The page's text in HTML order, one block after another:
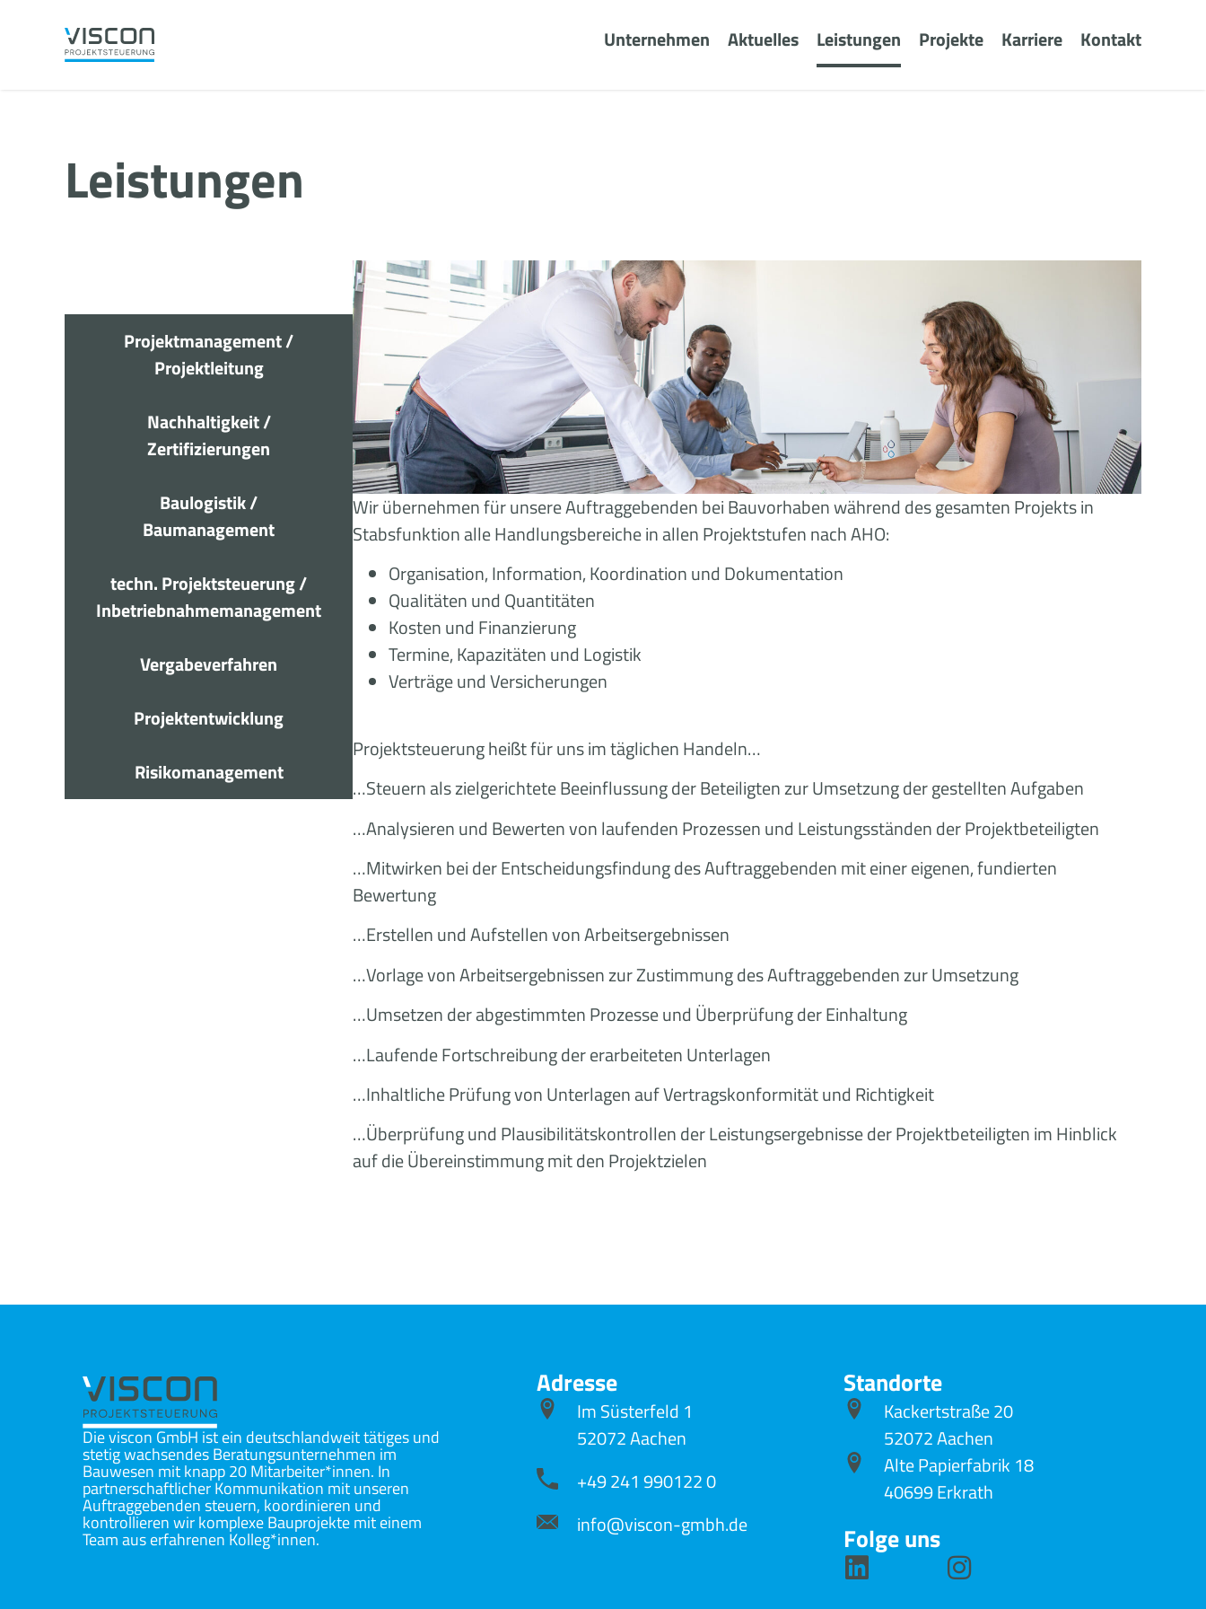
Unternehmen Aktuelles Leistungen Projekte Karriere Kontakt
Leistungen
Projektmanagement /
Projektleitung
Nachhaltigkeit /
Zertifizierungen
Baulogistik /
Baumanagement
techn. Projektsteuerung /
Inbetriebnahmemanagement
Vergabeverfahren
Projektentwicklung
Risikomanagement
Wir übernehmen für unsere Auftraggebenden bei Bauvorhaben während des gesamten Projekts in
Stabsfunktion alle Handlungsbereiche in allen Projektstufen nach AHO:
Organisation, Information, Koordination und Dokumentation
Qualitäten und Quantitäten
Kosten und Finanzierung
Termine, Kapazitäten und Logistik
Verträge und Versicherungen
Projektsteuerung heißt für uns im täglichen Handeln…
…Steuern als zielgerichtete Beeinflussung der Beteiligten zur Umsetzung der gestellten Aufgaben
…Analysieren und Bewerten von laufenden Prozessen und Leistungsständen der Projektbeteiligten
…Mitwirken bei der Entscheidungsfindung des Auftraggebenden mit einer eigenen, fundierten
Bewertung
…Erstellen und Aufstellen von Arbeitsergebnissen
…Vorlage von Arbeitsergebnissen zur Zustimmung des Auftraggebenden zur Umsetzung
…Umsetzen der abgestimmten Prozesse und Überprüfung der Einhaltung
…Laufende Fortschreibung der erarbeiteten Unterlagen
…Inhaltliche Prüfung von Unterlagen auf Vertragskonformität und Richtigkeit
…Überprüfung und Plausibilitätskontrollen der Leistungsergebnisse der Projektbeteiligten im Hinblick
auf die Übereinstimmung mit den Projektzielen
Die viscon GmbH ist ein deutschlandweit tätiges und
stetig wachsendes Beratungsunternehmen im
Bauwesen mit knapp 20 Mitarbeiter*innen. In
partnerschaftlicher Kommunikation mit unseren
Auftraggebenden steuern, koordinieren und
kontrollieren wir komplexe Bauprojekte mit einem
Team aus erfahrenen Kolleg*innen.
Adresse
Im Süsterfeld 1
52072 Aachen
+49 241 990122 0
info@viscon-gmbh.de
Standorte
Kackertstraße 20
52072 Aachen
Alte Papierfabrik 18
40699 Erkrath
Folge uns